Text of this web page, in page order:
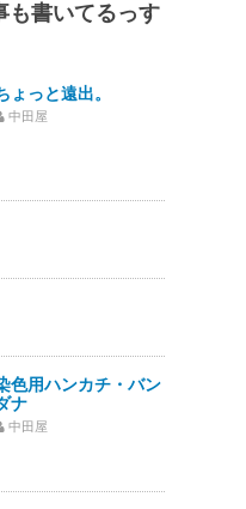
も書いてるっす
ょっと遠出。
中田屋
色用ハンカチ・バン
ナ
中田屋